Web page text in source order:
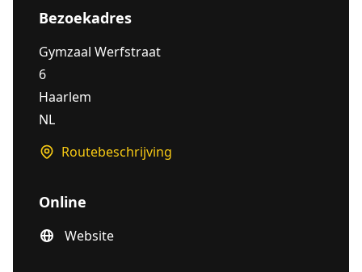
Bezoekadres
Gymzaal Werfstraat
6
Haarlem
NL
Routebeschrijving
Online
Website